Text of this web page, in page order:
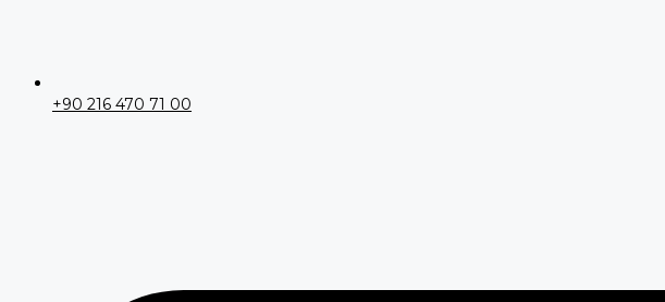
+90 216 470 71 00